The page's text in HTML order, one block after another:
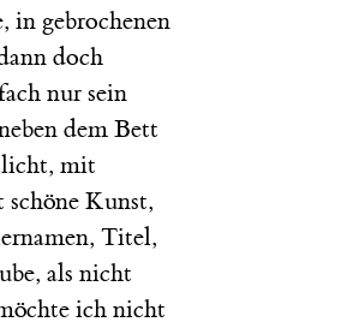
in gebrochenen
doch
nur sein
dem Bett
mit
Kunst,
Titel,
als nicht
ich nicht